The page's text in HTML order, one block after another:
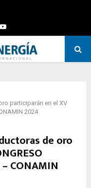
Youtube
participarán en el XV
2024
de oro
CONAMIN